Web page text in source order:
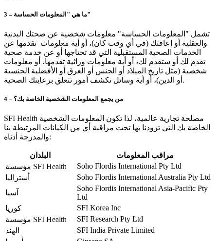
3 – ما هي "المعلومات الحساسة"
تشمل "المعلومات الحساسة" معلومات شخصية عن صحتك البدنية
والعقلية أو إعاقتك (في أي وقت كان)، أو أية معلومات تقدمها عن
الخدمات الصحية المستقبلية التي قد تحتاجها أو عن خدمة صحية
تقدم لك أو ستقدم لك، أو أية معلومات وراثية تقدمها، أو معلومات
شخصية (مثل تاريخ الميلاد أو الجنس أو العرق أو الأفضلية الجنسية
أو الدين)، أو أية وسائل تكشف أمور تتعلق برعايتك الصحية.
SFI Health مصلحة تجارية عالمية، لذا تكون المعلومات الشخصية
الخاصة بك التي تزودنا بها تحت مراقبة أي من الكيانات المرتبطة بنا
والمدرجة أدناه:
البلدان
مراقب المعلومات
مؤسسة SFI Health
Soho Flordis International Pty Ltd
أستراليا
Soho Flordis International Australia Pty Ltd
آسيا
Soho Flordis International Asia-Pacific Pty
Ltd
كوريا
SFI Korea Inc
مؤسسة SFI Health
SFI Research Pty Ltd
الهند
SFI India Private Limited